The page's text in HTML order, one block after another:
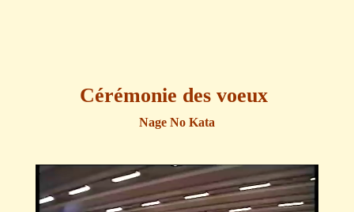
Cérémonie des voeux
Nage No Kata